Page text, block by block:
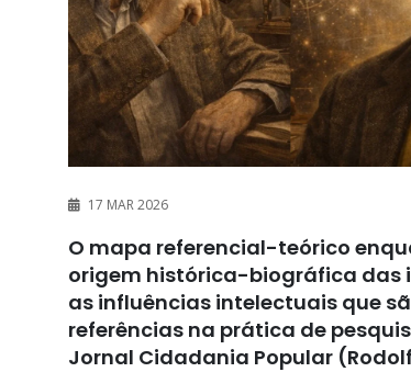
17 MAR 2026
O mapa referencial-teórico
origem histórica-biográfica das
as influências intelectuais que
referências na prática de
Jornal Cidadania Popular